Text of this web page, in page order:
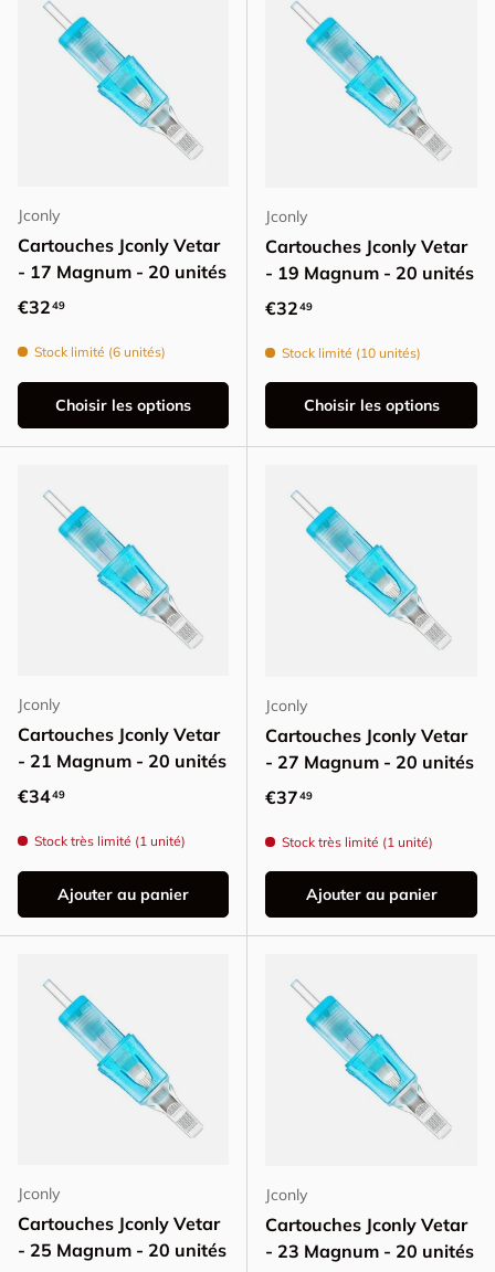
Jconly
Cartouches Jconly Vetar
- 17 Magnum - 20 unités
Prix habituel
€3249
Stock limité (6 unités)
Choisir les options
Jconly
Cartouches Jconly Vetar
- 19 Magnum - 20 unités
Prix habituel
€3249
Stock limité (10 unités)
Choisir les options
Jconly
Cartouches Jconly Vetar
- 21 Magnum - 20 unités
Prix habituel
€3449
Stock très limité (1 unité)
Ajouter au panier
Jconly
Cartouches Jconly Vetar
- 27 Magnum - 20 unités
Prix habituel
€3749
Stock très limité (1 unité)
Ajouter au panier
Jconly
Cartouches Jconly Vetar
- 25 Magnum - 20 unités
Jconly
Cartouches Jconly Vetar
- 23 Magnum - 20 unités